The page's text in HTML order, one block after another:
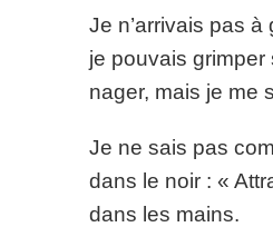
Je n’arrivais pas à
je pouvais grimper
nager, mais je me
Je ne sais pas
dans le noir : «
dans les mains.